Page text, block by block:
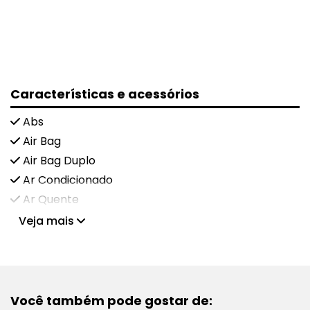
Características e acessórios
Abs
Air Bag
Air Bag Duplo
Ar Condicionado
Ar Quente
Veja mais
Você também pode gostar de: